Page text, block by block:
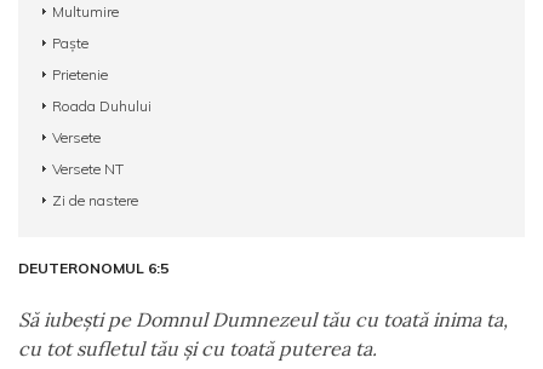
Multumire
Paște
Prietenie
Roada Duhului
Versete
Versete NT
Zi de nastere
DEUTERONOMUL 6:5
Să iubeşti pe Domnul Dumnezeul tău cu toată inima ta,
cu tot sufletul tău şi cu toată puterea ta.